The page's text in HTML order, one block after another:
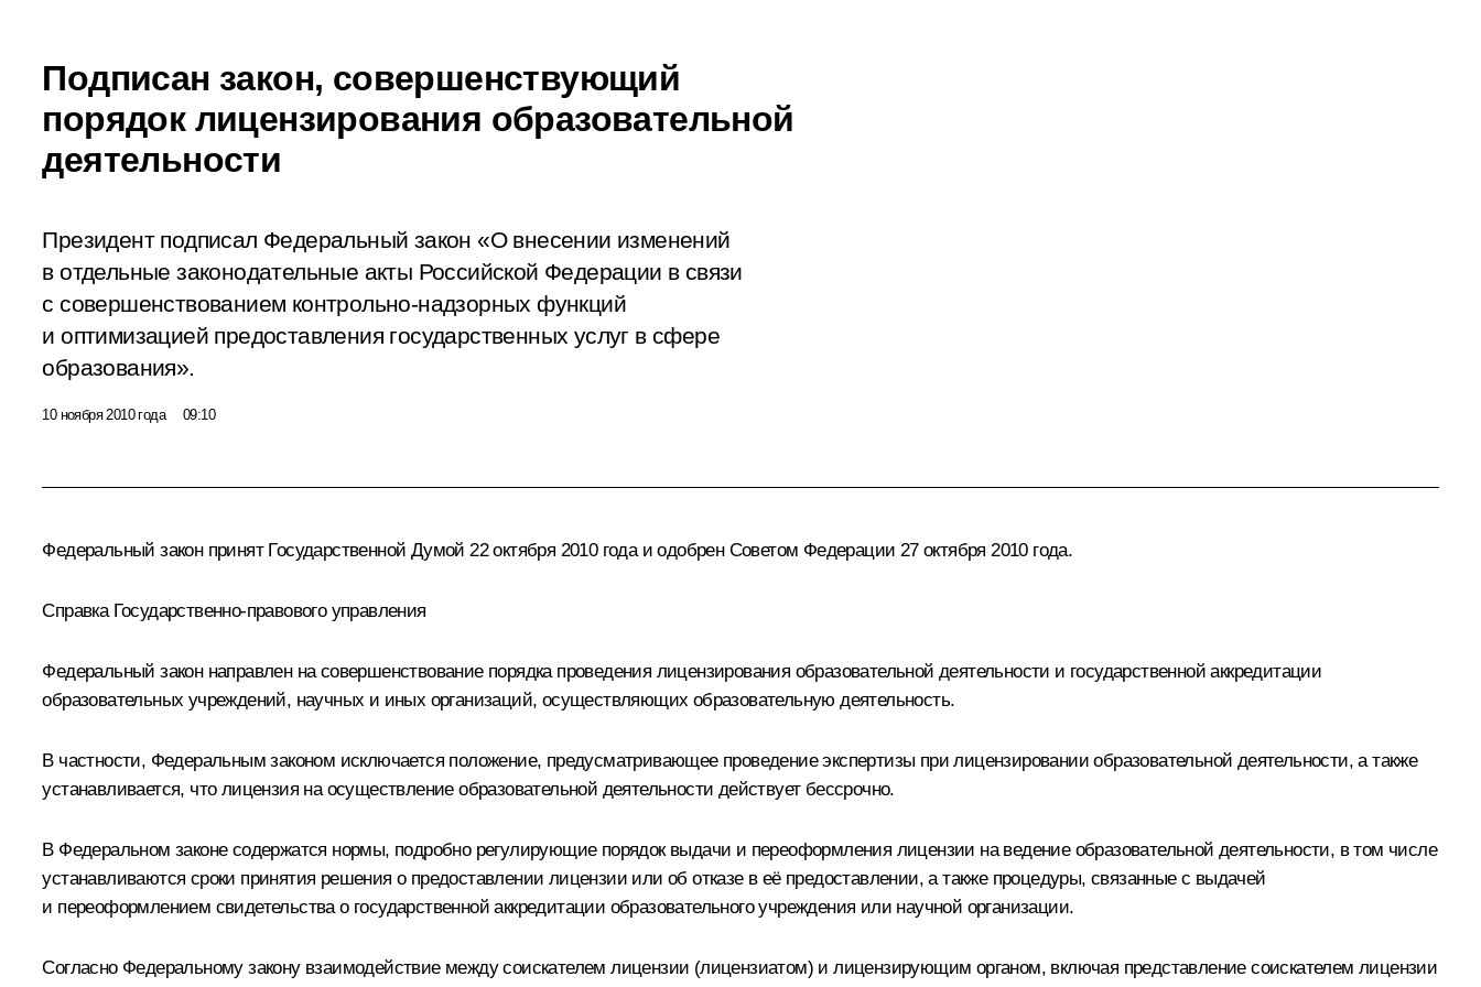
Подписан закон, совершенствующий
порядок лицензирования образовательной
деятельности
Президент подписал Федеральный закон «О внесении изменений
в отдельные законодательные акты Российской Федерации в связи
с совершенствованием контрольно-надзорных функций
и оптимизацией предоставления государственных услуг в сфере
образования».
10 ноября 2010 года 09:10
Федеральный закон принят Государственной Думой 22 октября 2010 года и одобрен Советом Федерации 27 октября 2010 года.
Справка Государственно-правового управления
Федеральный закон направлен на совершенствование порядка проведения лицензирования образовательной деятельности и государственной аккредитации
образовательных учреждений, научных и иных организаций, осуществляющих образовательную деятельность.
В частности, Федеральным законом исключается положение, предусматривающее проведение экспертизы при лицензировании образовательной деятельности, а также
устанавливается, что лицензия на осуществление образовательной деятельности действует бессрочно.
В Федеральном законе содержатся нормы, подробно регулирующие порядок выдачи и переоформления лицензии на ведение образовательной деятельности, в том числе
устанавливаются сроки принятия решения о предоставлении лицензии или об отказе в её предоставлении, а также процедуры, связанные с выдачей
и переоформлением свидетельства о государственной аккредитации образовательного учреждения или научной организации.
Согласно Федеральному закону взаимодействие между соискателем лицензии (лицензиатом) и лицензирующим органом, включая представление соискателем лицензии